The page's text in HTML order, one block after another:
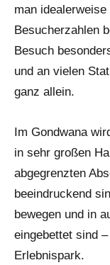
man
Besucherzahlen
Besuch
und an vielen
ganz allein.
Im Gondwana
in sehr großen
abgegrenzten
beeindruckend
bewegen und in
eingebettet sind
Erlebnispark.